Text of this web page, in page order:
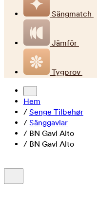
Sängmatch
Jämför
Tygprov
...
Hem
/ Senge Tilbehør
/ Sänggavlar
/ BN Gavl Alto
/ BN Gavl Alto